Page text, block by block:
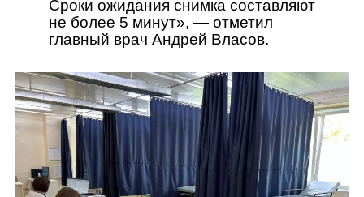
Сроки ожидания снимка составляют
не более 5 минут», — отметил
главный врач Андрей Власов.